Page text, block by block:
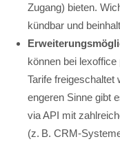
Zugang) bieten.
kündbar und
können bei
Tarife freigeschaltet
engeren Sinne gibt
via API mit
(z. B. CRM-